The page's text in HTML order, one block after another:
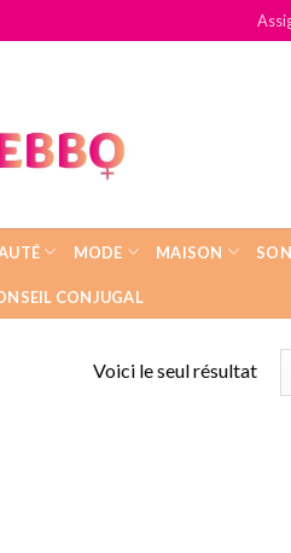
MODE MAISON
CONJUGAL
Voici le seul résultat